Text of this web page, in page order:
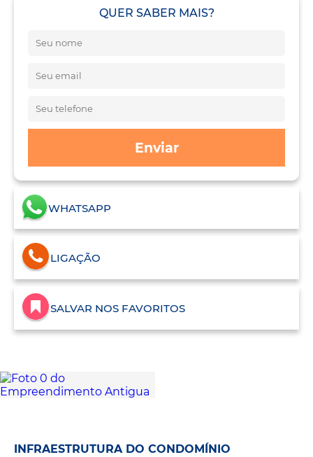
QUER SABER MAIS?
Enviar
WHATSAPP
LIGAÇÃO
SALVAR NOS FAVORITOS
INFRAESTRUTURA DO CONDOMÍNIO